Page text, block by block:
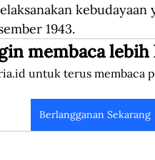
1943.
membaca
untuk terus membaca
Berlangganan Sekarang